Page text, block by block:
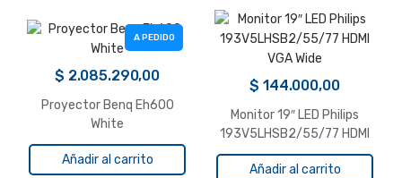
A PEDIDO
$ 2.085.290,00
Proyector Benq Eh600
White
Añadir al carrito
$ 144.000,00
Monitor 19″ LED Philips
193V5LHSB2/55/77 HDMI
VGA Wide
Añadir al carrito